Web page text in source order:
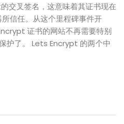
交叉签名，这意味着其证书现在
信任。从这个里程碑事件开
证书的网站不再需要特别
护了。 Lets Encrypt 的两个中